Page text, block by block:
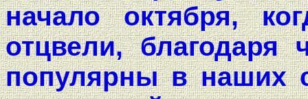
начало октября,
отцвели, благодаря
популярны в наших